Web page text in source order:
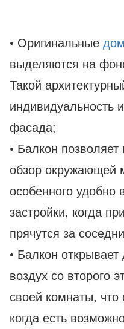
• Оригинальные
выделяются на
Такой
индивидуальность
фасада;
• Балкон
обзор окружающей
особенного удобно
застройки, когда
прячутся за
• Балкон
воздух со второго
своей комнаты,
когда есть